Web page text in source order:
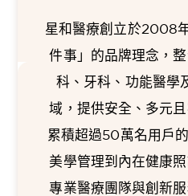
星和醫療創立於2008
件事」的品牌理念，
科、牙科、功能醫學
域，提供安全、多元
累積超過50萬名用戶
美學管理到內在健康
專業醫療團隊與創新